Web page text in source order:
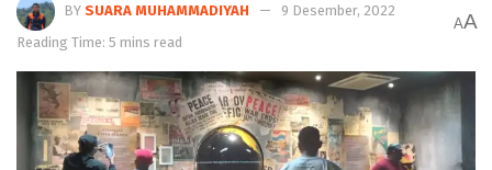
BY SUARA MUHAMMADIYAH
9 Desember, 2022
Reading Time: 5 mins read
AA